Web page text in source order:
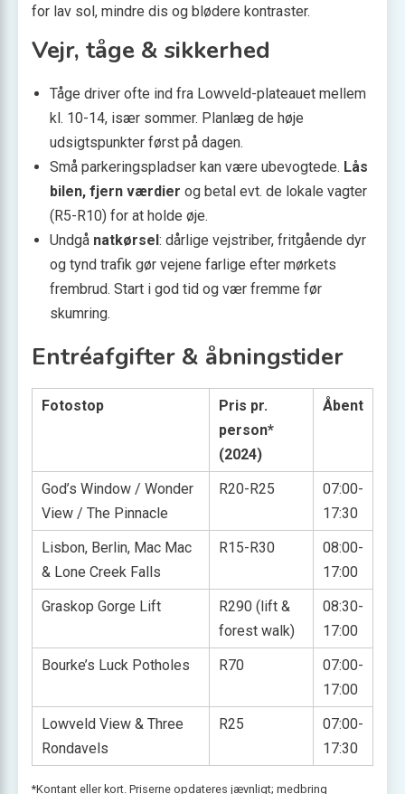
for lav sol, mindre dis og blødere kontraster.
Vejr, tåge & sikkerhed
Tåge driver ofte ind fra Lowveld-plateauet mellem
kl. 10-14, især sommer. Planlæg de høje
udsigtspunkter først på dagen.
Små parkeringspladser kan være ubevogtede. Lås
bilen, fjern værdier og betal evt. de lokale vagter
(R5-R10) for at holde øje.
Undgå natkørsel : dårlige vejstriber, fritgående dyr
og tynd trafik gør vejene farlige efter mørkets
frembrud. Start i god tid og vær fremme før
skumring.
Entréafgifter & åbningstider
Fotostop
Pris pr.
person*
(2024)
Åbent
God’s Window / Wonder
View / The Pinnacle
R20-R25
07:00-
17:30
Lisbon, Berlin, Mac Mac
& Lone Creek Falls
R15-R30
08:00-
17:00
Graskop Gorge Lift
R290 (lift &
forest walk)
08:30-
17:00
Bourke’s Luck Potholes
R70
07:00-
17:00
Lowveld View & Three
Rondavels
R25
07:00-
17:30
*Kontant eller kort. Priserne opdateres jævnligt; medbring